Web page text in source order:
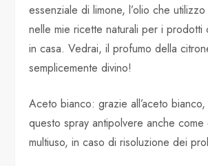
essenziale di limone, l’olio che
nelle mie ricette naturali per i prodotti
in casa. Vedrai, il profumo della
semplicemente divino!
Aceto bianco: grazie all’aceto
questo spray antipolvere anche
multiuso, in caso di risoluzione dei